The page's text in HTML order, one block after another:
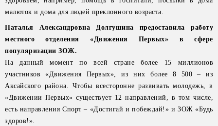
малюток и дома для людей преклонного возраста.
Наталья Александровна Долгушина предоставила работу
местного отделения «Движения Первых» в сфере
популяризации ЗОЖ.
На данный момент по всей стране более 15 миллионов
участников «Движения Первых», из них более 8 500 – из
Аксайского района. Чтобы всесторонне развивать молодежь, в
«Движении Первых» существует 12 направлений, в том числе,
есть направления Спорт – «Достигай и побеждай!» и ЗОЖ «Будь
здоров!».